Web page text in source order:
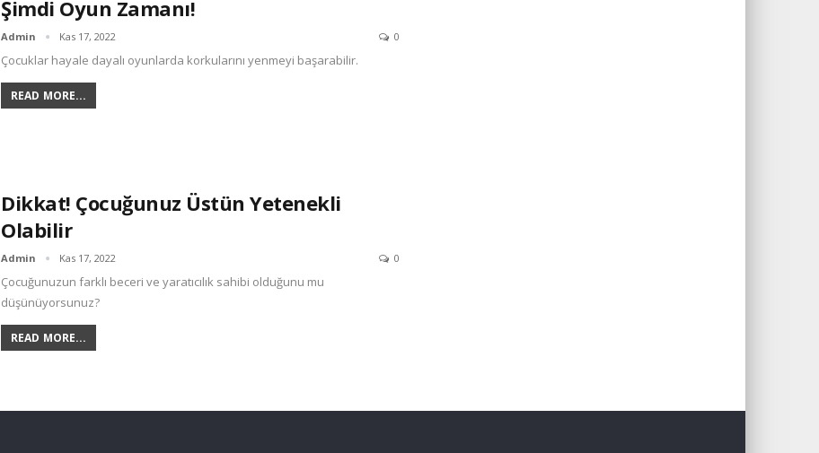
Şimdi Oyun Zamanı!
Admin Kas 17, 2022 0
Çocuklar hayale dayalı oyunlarda korkularını yenmeyi başarabilir.
READ MORE...
Dikkat! Çocuğunuz Üstün Yetenekli
Olabilir
Admin Kas 17, 2022 0
Çocuğunuzun farklı beceri ve yaratıcılık sahibi olduğunu mu
düşünüyorsunuz?
READ MORE...